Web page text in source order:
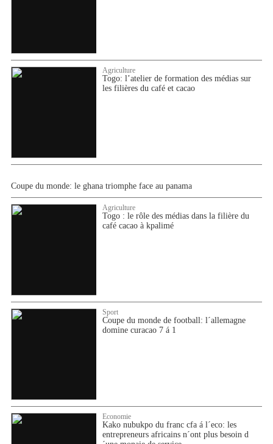
Agriculture
Togo: l’atelier de formation des médias sur
les filières du café et cacao
Coupe du monde: le ghana triomphe face au panama
Agriculture
Togo : le rôle des médias dans la filière du
café cacao à kpalimé
Sport
Coupe du monde de football: l´allemagne
domine curacao 7 á 1
Economie
Kako nubukpo du franc cfa á l´eco: les
entrepreneurs africains n´ont plus besoin d